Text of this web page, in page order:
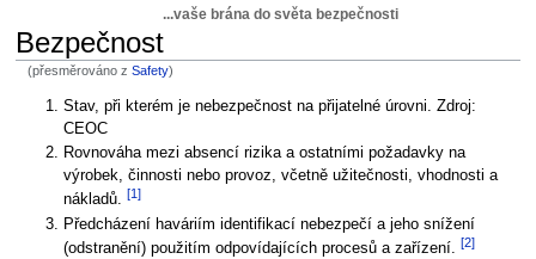
...vaše brána do světa bezpečnosti
Bezpečnost
(přesměrováno zSafety)
Skočit
navigaci
Skočit
vyhledávání
Stav, při kterém je nebezpečnost na přijatelné úrovni. Zdroj:
CEOC
Rovnováha mezi absencí rizika a ostatními požadavky na
výrobek, činnosti nebo provoz, včetně užitečnosti, vhodnosti a
nákladů.[1]
Předcházení haváriím identifikací nebezpečí a jeho snížení
(odstranění) použitím odpovídajících procesů a zařízení.[2]